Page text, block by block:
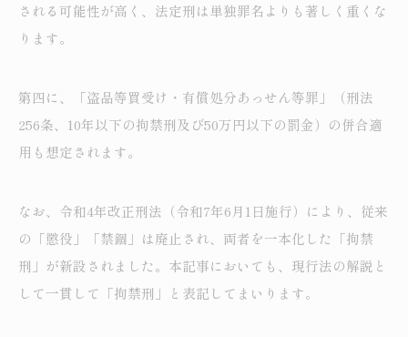
される可能性が高く、法定刑は単独罪名よりも著しく重くな
ります。
第四に、「盗品等買受け・有償処分あっせん等罪」（刑法
256条、10年以下の拘禁刑及び50万円以下の罰金）の併合適
用も想定されます。
なお、令和4年改正刑法（令和7年6月1日施行）により、従来
の「懲役」「禁錮」は廃止され、両者を一本化した「拘禁
刑」が新設されました。本記事においても、現行法の解説と
して一貫して「拘禁刑」と表記してまいります。